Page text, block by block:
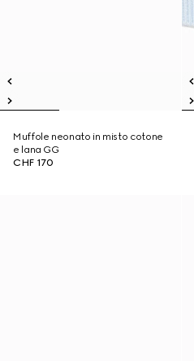
Muffole neonato in misto cotone
e lana GG
CHF 170